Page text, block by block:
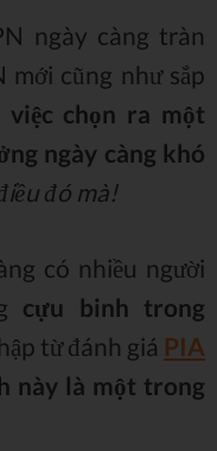
ngày càng tràn
mới cũng như sắp
chọn ra một
ngày càng khó
đó mà!
có nhiều người
cựu binh trong
từ đánh giá PIA
này là một trong